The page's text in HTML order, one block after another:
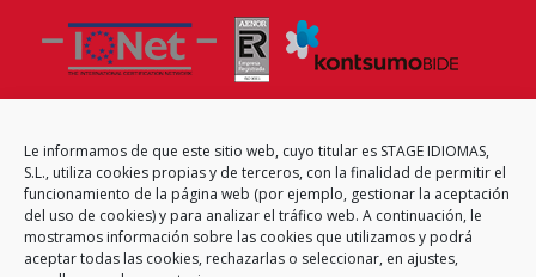
Le informamos de que este sitio web, cuyo titular es STAGE IDIOMAS,
S.L., utiliza cookies propias y de terceros, con la finalidad de permitir el
funcionamiento de la página web (por ejemplo, gestionar la aceptación
del uso de cookies) y para analizar el tráfico web. A continuación, le
mostramos información sobre las cookies que utilizamos y podrá
aceptar todas las cookies, rechazarlas o seleccionar, en ajustes,
CENTRO EXAMINADOR